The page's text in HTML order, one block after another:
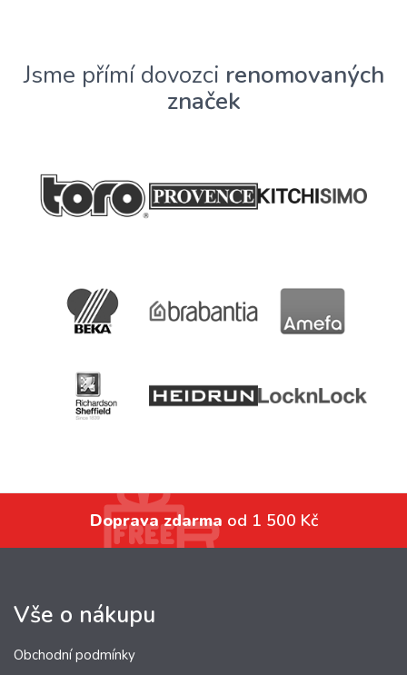
Jsme přímí dovozci renomovaných
značek
Doprava zdarma od 1 500 Kč
Vše o nákupu
Obchodní podmínky